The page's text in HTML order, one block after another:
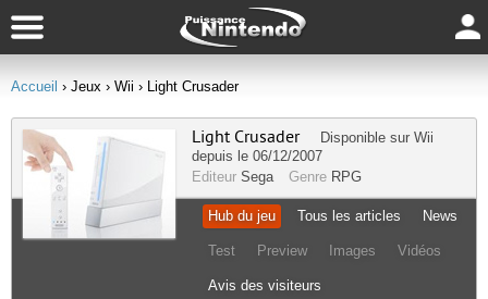
Accueil › Jeux › Wii › Light Crusader
Light Crusader Disponible sur Wii
depuis le 06/12/2007
Editeur Sega Genre RPG
Hub du jeu Tous les articles News
Test Preview Images Vidéos
Avis des visiteurs